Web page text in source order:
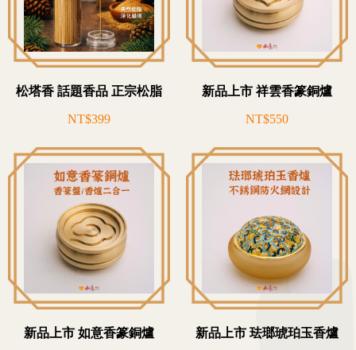
松塔香 話題香品 正宗松脂
NT$399
新品上市 祥雲香篆銅爐
NT$550
新品上市 如意香篆銅爐 新品上市 珐瑯琥珀玉香爐